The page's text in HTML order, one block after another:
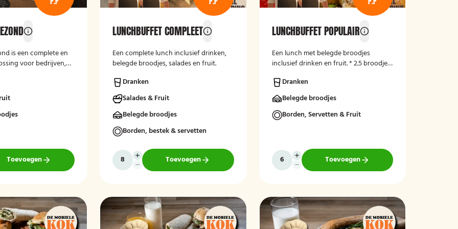
is een complete en
voor bedrijven,
een
van vers belegde
fruit en
producten, waarbij
lunch die
wordt bezorgd.
Toevoegen
LUNCHBUFFET COMPLEET
Een complete lunch inclusief drinken,
belegde broodjes, salades en fruit.
Dranken
Salades & Fruit
Belegde broodjes
Borden, bestek & servetten
Toevoegen
LUNCHBUFFET POPULAIR
Een lunch met belegde broodjes
inclusief drinken en fruit. * 2.5 broodjes
Dranken
Belegde broodjes
Borden, Servetten & Fruit
Toevoegen